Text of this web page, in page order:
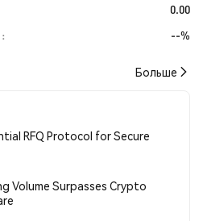
0.00
--%
Больше
RFQ Protocol for Secure
Volume Surpasses Crypto